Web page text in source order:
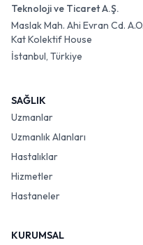
Teknoloji ve Ticaret A.Ş.
Maslak Mah. Ahi Evran Cd.
Kat Kolektif House
İstanbul, Türkiye
SAĞLIK
Uzmanlar
Uzmanlık Alanları
Hastalıklar
Hizmetler
Hastaneler
KURUMSAL